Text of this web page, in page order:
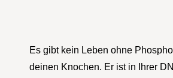
Es gibt kein Leben ohne
deinen Knochen. Er ist in Ihrer